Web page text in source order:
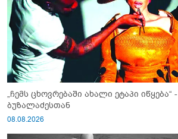
„ჩემს ცხოვრებაში ახალი ეტაპი იწყება“
ბუზალაძესთან
08.08.2026